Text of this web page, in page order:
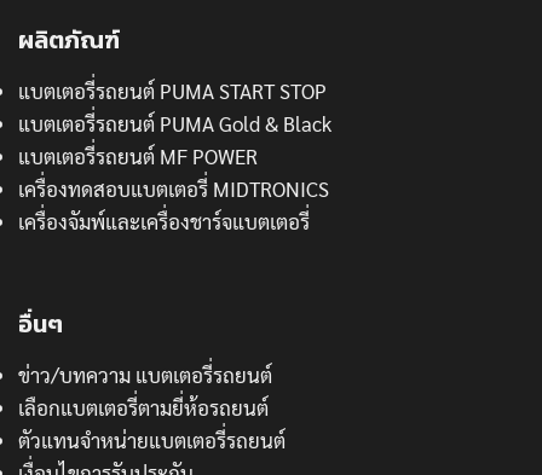
ผลิตภัณฑ์
แบตเตอรี่รถยนต์ PUMA START STOP
แบตเตอรี่รถยนต์ PUMA Gold & Black
แบตเตอรี่รถยนต์ MF POWER
เครื่องทดสอบแบตเตอรี่ MIDTRONICS
เครื่องจัมพ์และเครื่องชาร์จแบตเตอรี่
อื่นๆ
ข่าว/บทความ แบตเตอรี่รถยนต์
เลือกแบตเตอรี่ตามยี่ห้อรถยนต์
ตัวแทนจำหน่ายแบตเตอรี่รถยนต์